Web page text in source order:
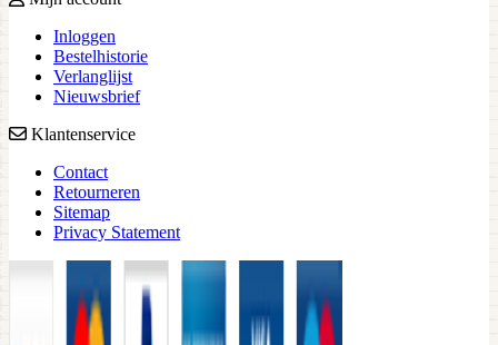
Inloggen
Bestelhistorie
Verlanglijst
Nieuwsbrief
Klantenservice
Contact
Retourneren
Sitemap
Privacy Statement